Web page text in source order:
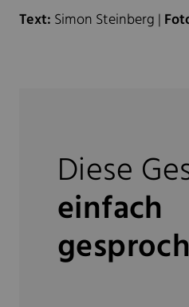
Text: Simon Steinberg |
Diese
einfach